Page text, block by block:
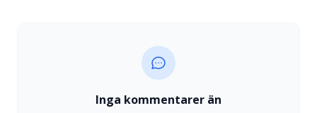
Inga kommentarer än